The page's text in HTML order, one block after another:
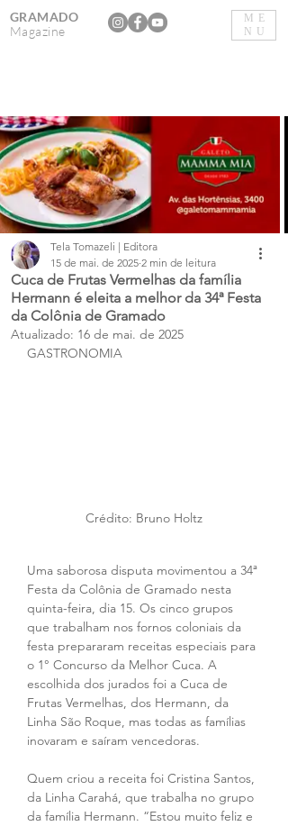
ME
NU
GRAMADO
Magazine
Cuca de Frutas Vermelhas da família
Hermann é eleita a melhor da 34ª Festa
da Colônia de Gramado
Tela Tomazeli | Editora
15 de mai. de 2025 2 min de leitura
Atualizado: 16 de mai. de 2025
GASTRONOMIA
Crédito: Bruno Holtz
Uma saborosa disputa movimentou a 34ª
Festa da Colônia de Gramado nesta
quinta-feira, dia 15. Os cinco grupos
que trabalham nos fornos coloniais da
festa prepararam receitas especiais para
o 1° Concurso da Melhor Cuca. A
escolhida dos jurados foi a Cuca de
Frutas Vermelhas, dos Hermann, da
Linha São Roque, mas todas as famílias
inovaram e saíram vencedoras.
Quem criou a receita foi Cristina Santos,
da Linha Carahá, que trabalha no grupo
da família Hermann. “Estou muito feliz e